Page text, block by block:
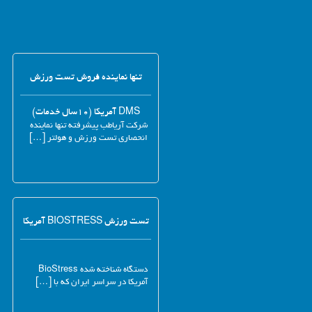
تنها نماینده فروش تست ورزش
DMS آمریکا (۱۰سال خدمات)
شرکت آریاطب پیشرفته تنها نماینده
انحصاری تست ورزش و هولتر […]
تست ورزش BIOSTRESS آمریکا
دستگاه شناخته شده BioStress
آمریکا در سراسر ایران که با […]